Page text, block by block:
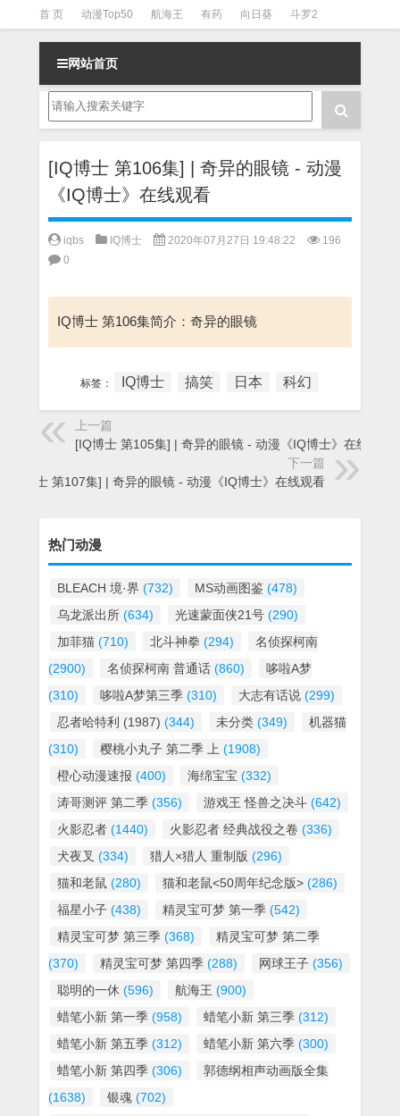
首 页 动漫Top50 航海王 有药 向日葵 斗罗2
斗罗3 火影 一拳超人 柯南 阴阳师 节目清单
网站首页
[IQ博士 第106集] | 奇异的眼镜 - 动漫
《IQ博士》在线观看
iqbs IQ博士 2020年07月27日 19:48:22
196
0
IQ博士 第106集简介：奇异的眼镜
标签： IQ博士 搞笑 日本 科幻
上一篇
[IQ博士 第105集] | 奇异的眼镜 - 动漫《IQ博士》在线观看
下一篇
[IQ博士 第107集] | 奇异的眼镜 - 动漫《IQ博士》在线观看
热门动漫
BLEACH 境·界 (732) MS动画图鉴 (478)
乌龙派出所 (634) 光速蒙面侠21号 (290)
加菲猫 (710) 北斗神拳 (294)
名侦探柯南
(2900)
名侦探柯南 普通话 (860)
哆啦A梦
(310)
哆啦A梦第三季 (310) 大志有话说 (299)
忍者哈特利 (1987) (344) 未分类 (349)
机器猫
(310)
樱桃小丸子 第二季 上 (1908)
橙心动漫速报 (400) 海绵宝宝 (332)
涛哥测评 第二季 (356) 游戏王 怪兽之决斗 (642)
火影忍者 (1440) 火影忍者 经典战役之卷 (336)
犬夜叉 (334) 猎人×猎人 重制版 (296)
猫和老鼠 (280) 猫和老鼠<50周年纪念版> (286)
福星小子 (438) 精灵宝可梦 第一季 (542)
精灵宝可梦 第三季 (368)
精灵宝可梦 第二季
(370)
精灵宝可梦 第四季 (288) 网球王子 (356)
聪明的一休 (596) 航海王 (900)
蜡笔小新 第一季 (958) 蜡笔小新 第三季 (312)
蜡笔小新 第五季 (312) 蜡笔小新 第六季 (300)
蜡笔小新 第四季 (306)
郭德纲相声动画版全集
(1638)
银魂 (702)